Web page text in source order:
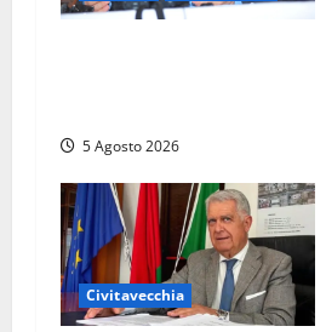
5 Agosto 2026
Civitavecchia